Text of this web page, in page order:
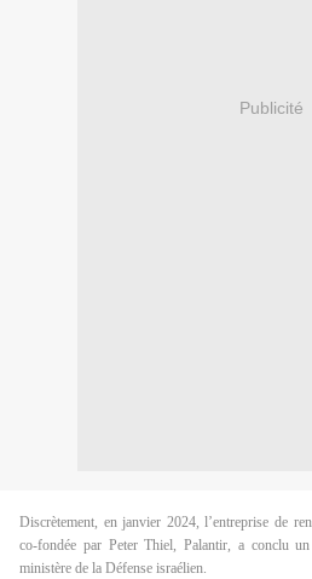
Publicité
Discrètement, en janvier 2024, l’entreprise de
co-fondée par Peter Thiel, Palantir, a conclu
ministère de la Défense israélien.